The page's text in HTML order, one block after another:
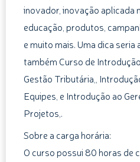
inovador, inovação aplicada
educação, produtos,
e muito mais. Uma dica
também Curso de
Gestão Tributária,,
Equipes, e Introdução ao
Projetos,.
Sobre a carga horária:
O curso possui 80 horas de